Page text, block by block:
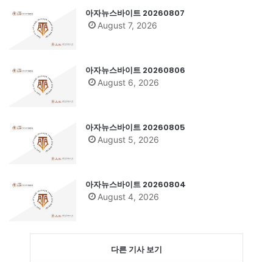
아자뉴스바이트 20260807
August 7, 2026
아자뉴스바이트 20260806
August 6, 2026
아자뉴스바이트 20260805
August 5, 2026
아자뉴스바이트 20260804
August 4, 2026
다른 기사 보기